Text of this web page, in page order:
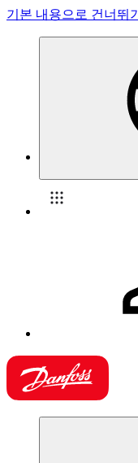
기본 내용으로 건너뛰기